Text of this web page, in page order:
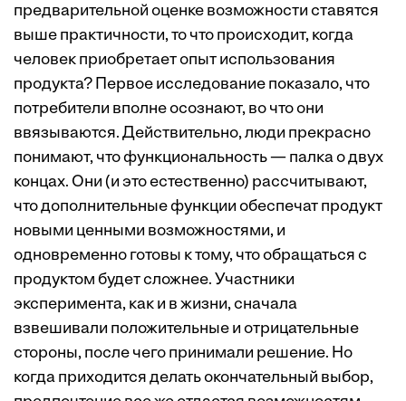
предварительной оценке возможности ставятся
выше практичности, то что происходит, когда
человек приобретает опыт использования
продукта? Первое исследование показало, что
потребители вполне осознают, во что они
ввязываются. Действительно, люди прекрасно
понимают, что функциональность — палка о двух
концах. Они (и это естественно) рассчитывают,
что дополнительные функции обеспечат продукт
новыми ценными возможностями, и
одновременно готовы к тому, что обращаться с
продуктом будет сложнее. Участники
эксперимента, как и в жизни, сначала
взвешивали положительные и отрицательные
стороны, после чего принимали решение. Но
когда приходится делать окончательный выбор,